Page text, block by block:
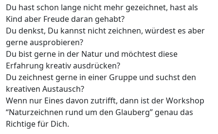
Du hast schon lange nicht mehr gezeichnet, hast als
Kind aber Freude daran gehabt?
Du denkst, Du kannst nicht zeichnen, würdest es aber
gerne ausprobieren?
Du bist gerne in der Natur und möchtest diese
Erfahrung kreativ ausdrücken?
Du zeichnest gerne in einer Gruppe und suchst den
kreativen Austausch?
Wenn nur Eines davon zutrifft, dann ist der Workshop
“Naturzeichnen rund um den Glauberg” genau das
Richtige für Dich.